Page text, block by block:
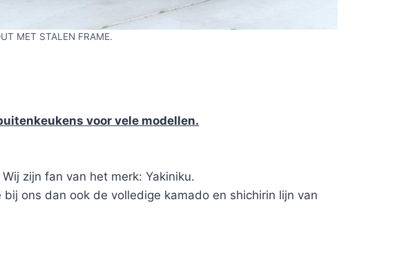
MET STALEN FRAME.
voor vele modellen.
zijn fan van het merk: Yakiniku.
ons dan ook de volledige kamado en shichirin lijn van